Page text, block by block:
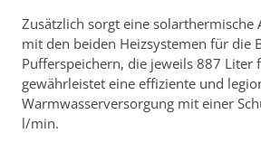
Zusätzlich sorgt eine solarthermische
mit den beiden Heizsystemen für die
Pufferspeichern, die jeweils 887 Liter
gewährleistet eine effiziente und
Warmwasserversorgung mit einer
l/min.